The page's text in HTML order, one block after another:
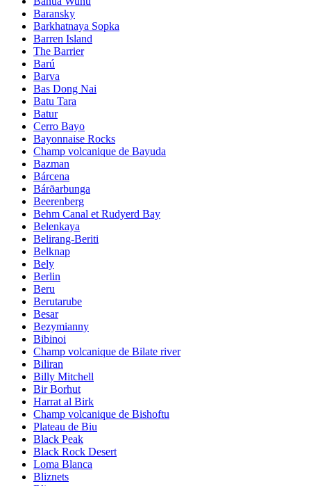
Baransky
Barkhatnaya Sopka
Barren Island
The Barrier
Barú
Barva
Bas Dong Nai
Batu Tara
Batur
Cerro Bayo
Bayonnaise Rocks
Champ volcanique de Bayuda
Bazman
Bárcena
Bárðarbunga
Beerenberg
Behm Canal et Rudyerd Bay
Belenkaya
Belirang-Beriti
Belknap
Bely
Berlin
Beru
Berutarube
Besar
Bezymianny
Bibinoi
Champ volcanique de Bilate river
Biliran
Billy Mitchell
Bir Borhut
Harrat al Birk
Champ volcanique de Bishoftu
Plateau de Biu
Black Peak
Black Rock Desert
Loma Blanca
Bliznets